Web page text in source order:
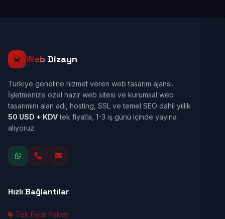
Web Dizayn
Türkiye geneline hizmet veren web tasarım ajansı.
İşletmenize özel hazır web sitesi ve kurumsal web
tasarımını alan adı, hosting, SSL ve temel SEO dahil yıllık
50 USD + KDVtek fiyatla, 1-3 iş günü içinde yayına
alıyoruz.
Hızlı Bağlantılar
Tek Fiyat Paketi